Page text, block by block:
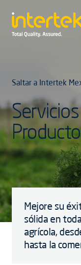
Saltar a Intertek
Mejore su
sólida en
agrícola,
hasta la